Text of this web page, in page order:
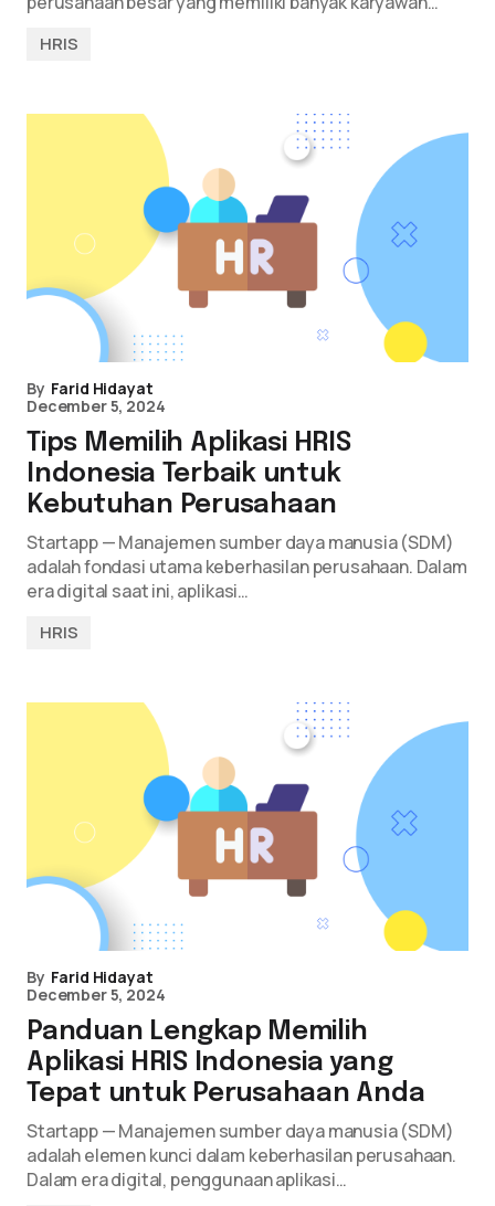
HRIS
By Farid Hidayat
December 5, 2024
Tips Memilih Aplikasi HRIS
Indonesia Terbaik untuk
Kebutuhan Perusahaan
Startapp — Manajemen sumber daya manusia (SDM)
adalah fondasi utama keberhasilan perusahaan. Dalam
era digital saat ini, aplikasi…
HRIS
By Farid Hidayat
December 5, 2024
Panduan Lengkap Memilih
Aplikasi HRIS Indonesia yang
Tepat untuk Perusahaan Anda
Startapp — Manajemen sumber daya manusia (SDM)
adalah elemen kunci dalam keberhasilan perusahaan.
Dalam era digital, penggunaan aplikasi…